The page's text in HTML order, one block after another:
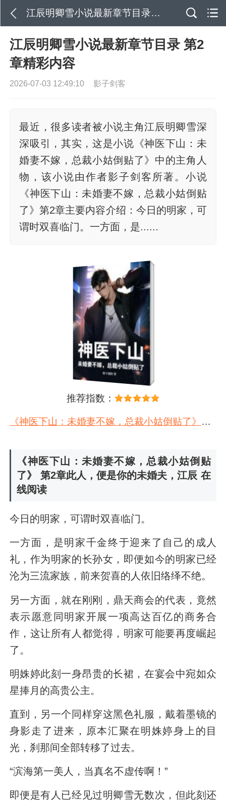
江辰明卿雪小说最新章节目录 第2章精彩内容
江辰明卿雪小说最新章节目录 第2
章精彩内容
2026-07-03 12:49:10 影子剑客
最近，很多读者被小说主角江辰明卿雪深
深吸引，其实，这是小说《神医下山：未
婚妻不嫁，总裁小姑倒贴了》中的主角人
物，该小说由作者影子剑客所著。小说
《神医下山：未婚妻不嫁，总裁小姑倒贴
了》第2章主要内容介绍：今日的明家，可
谓时双喜临门。一方面，是......
推荐指数：
《神医下山：未婚妻不嫁，总裁小姑倒贴了》在线阅读
《神医下山：未婚妻不嫁，总裁小姑倒贴
了》 第2章此人，便是你的未婚夫，江辰 在
线阅读
今日的明家，可谓时双喜临门。
一方面，是明家千金终于迎来了自己的成人
礼，作为明家的长孙女，即便如今的明家已经
沦为三流家族，前来贺喜的人依旧络绎不绝。
另一方面，就在刚刚，鼎天商会的代表，竟然
表示愿意同明家开展一项高达百亿的商务合
作，这让所有人都觉得，明家可能要再度崛起
了。
明姝婷此刻一身昂贵的长裙，在宴会中宛如众
星捧月的高贵公主。
直到，另一个同样穿这黑色礼服，戴着墨镜的
身影走了进来，原本汇聚在明姝婷身上的目
光，刹那间全部转移了过去。
“滨海第一美人，当真名不虚传啊！”
即便是有人已经见过明卿雪无数次，但此刻还